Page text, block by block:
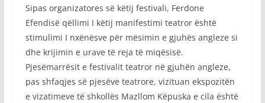
Sipas organizatores së këtij festivali, Ferdone
Efendisë qëllimi I këtij manifestimi teatror është
stimulimi I nxënësve për mësimin e gjuhës angleze si
dhe krijimin e urave të reja të miqësisë.
Pjesëmarrësit e festivalit teatror në gjuhën angleze,
pas shfaqjes së pjesëve teatrore, vizituan ekspozitën
e vizatimeve të shkollës Mazllom Këpuska e cila është